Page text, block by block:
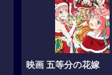
映画 五等分の花嫁